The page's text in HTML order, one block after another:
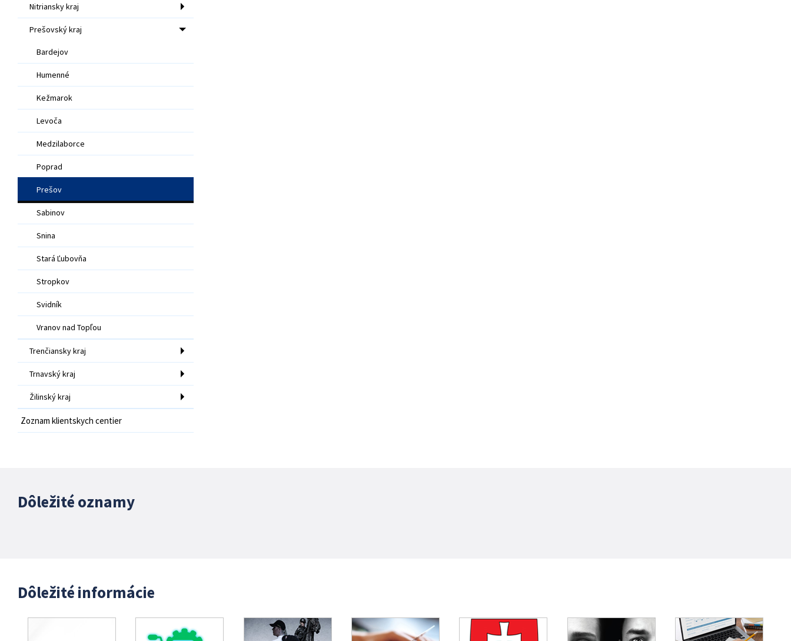
Nitriansky kraj
Prešovský kraj
Bardejov
Humenné
Kežmarok
Levoča
Medzilaborce
Poprad
Prešov
Sabinov
Snina
Stará Ľubovňa
Stropkov
Svidník
Vranov nad Topľou
Trenčiansky kraj
Trnavský kraj
Žilinský kraj
Zoznam klientskych centier
Dôležité oznamy
Dôležité informácie